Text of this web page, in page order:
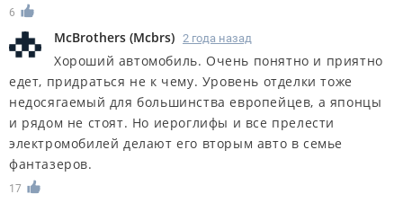
6
McBrothers (Mcbrs) 2 года назад
Хороший автомобиль. Очень понятно и приятно
едет, придраться не к чему. Уровень отделки тоже
недосягаемый для большинства европейцев, а японцы
и рядом не стоят. Но иероглифы и все прелести
электромобилей делают его вторым авто в семье
фантазеров.
17